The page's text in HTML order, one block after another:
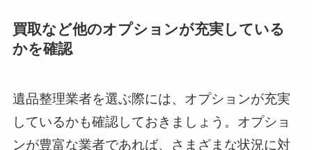
買取など他のオプションが充実している
かを確認
遺品整理業者を選ぶ際には、オプションが充実
しているかも確認しておきましょう。オプショ
ンが豊富な業者であれば、さまざまな状況に対